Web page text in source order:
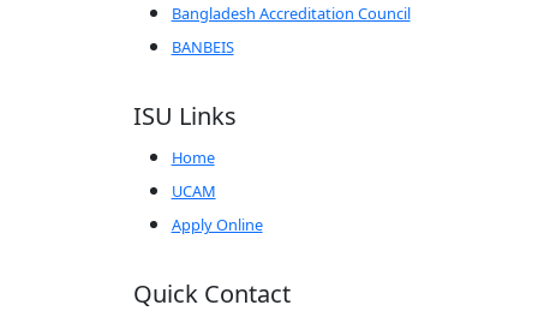
Bangladesh Accreditation Council
BANBEIS
ISU Links
Home
UCAM
Apply Online
Quick Contact